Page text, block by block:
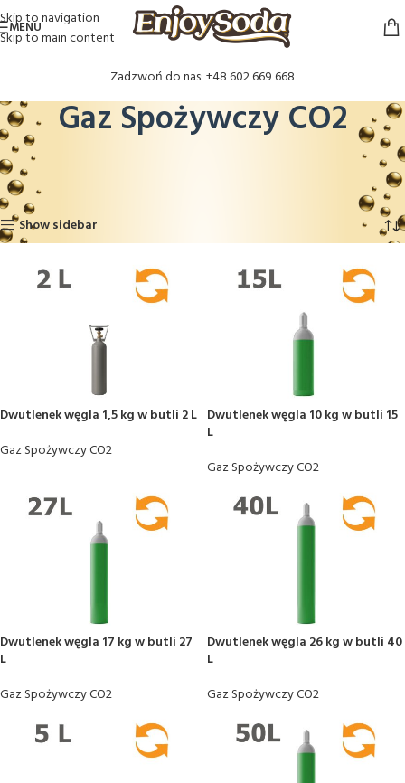
Skip to navigation
Skip to main content
MENU
Zadzwoń do nas: +48 602 669 668
Gaz Spożywczy CO2
Gaz spożywczy CO2
Strona główna
Wyświetlanie wszystkich wyników: 8
Show sidebar
Dwutlenek węgla 1,5 kg w butli 2 L
Gaz Spożywczy CO2
Dwutlenek węgla 10 kg w butli 15
L
Gaz Spożywczy CO2
Dwutlenek węgla 17 kg w butli 27
L
Gaz Spożywczy CO2
Dwutlenek węgla 26 kg w butli 40
L
Gaz Spożywczy CO2